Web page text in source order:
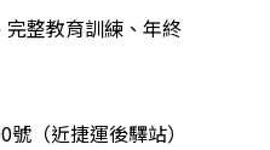
整教育訓練、年終
（近捷運後驛站）